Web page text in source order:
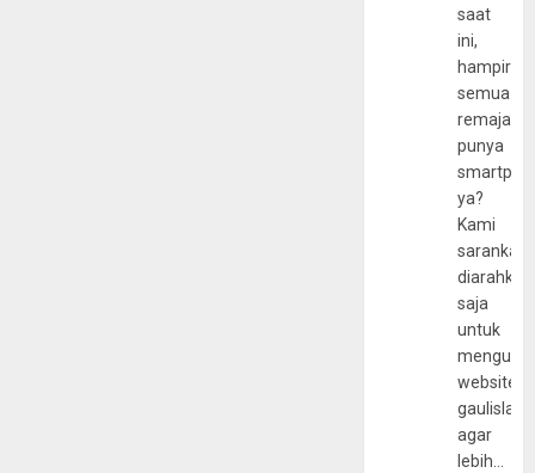
saat
ini,
hampir
semua
remaja
punya
ya?
Kami
sarankan,
diarahkan
saja
untuk
website
agar
lebih…